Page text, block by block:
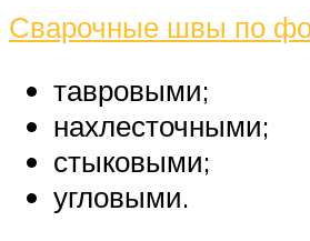
Сварочные швы по
тавровыми;
нахлесточными;
стыковыми;
угловыми.